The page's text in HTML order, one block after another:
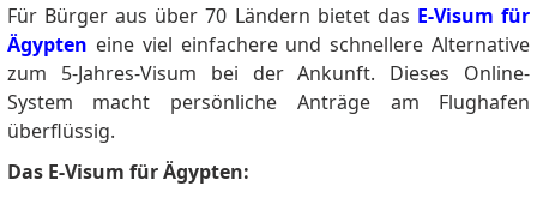
Für Bürger aus über 70 Ländern bietet das E-Visum für
Ägypten eine viel einfachere und schnellere Alternative
zum 5-Jahres-Visum bei der Ankunft. Dieses Online-
System macht persönliche Anträge am Flughafen
überflüssig.
Das E-Visum für Ägypten: